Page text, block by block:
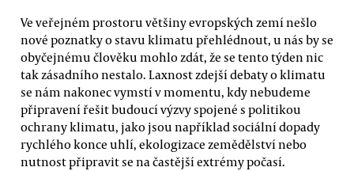
Ve veřejném prostoru většiny evropských zemí nešlo
nové poznatky o stavu klimatu přehlédnout, u nás by se
obyčejnému člověku mohlo zdát, že se tento týden nic
tak zásadního nestalo. Laxnost zdejší debaty o klimatu
se nám nakonec vymstí v momentu, kdy nebudeme
připravení řešit budoucí výzvy spojené s politikou
ochrany klimatu, jako jsou například sociální dopady
rychlého konce uhlí, ekologizace zemědělství nebo
nutnost připravit se na častější extrémy počasí.